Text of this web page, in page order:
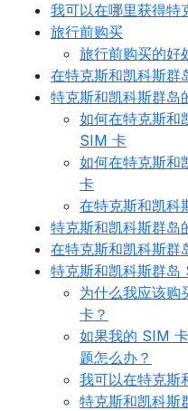
我可以在哪里获得特
旅行前购买
旅行前购买的好
在特克斯和凯科斯群
特克斯和凯科斯群岛
如何在特克斯和
SIM 卡
如何在特克斯和
卡
在特克斯和凯科
特克斯和凯科斯群岛
在特克斯和凯科斯群
特克斯和凯科斯群
为什么我应该购
卡？
如果我的 SIM
题怎么办？
我可以在特克斯
特克斯和凯科斯